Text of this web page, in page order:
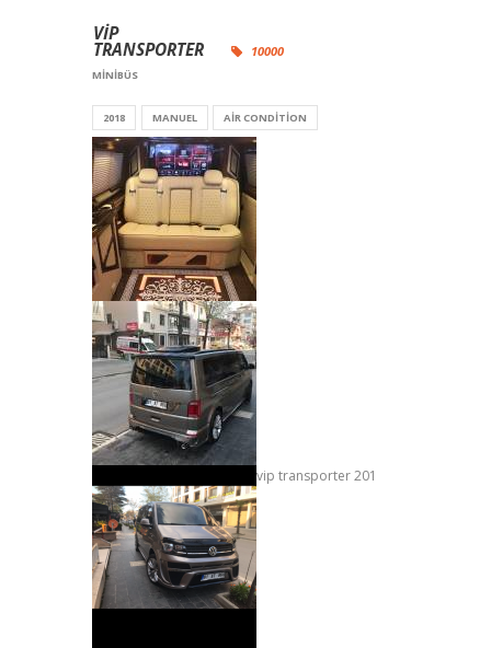
VİP
TRANSPORTER
MINIBÜS
10000
2018 MANUEL AIR CONDITION
vip transporter 201